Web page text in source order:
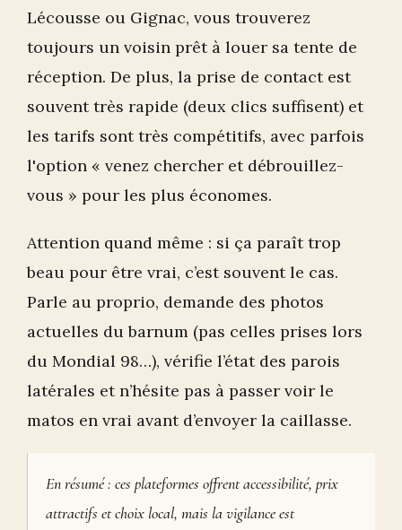
Lécousse ou Gignac, vous trouverez
toujours un voisin prêt à louer sa tente de
réception. De plus, la prise de contact est
souvent très rapide (deux clics suffisent) et
les tarifs sont très compétitifs, avec parfois
l'option « venez chercher et débrouillez-
vous » pour les plus économes.
Attention quand même : si ça paraît trop
beau pour être vrai, c’est souvent le cas.
Parle au proprio, demande des photos
actuelles du barnum (pas celles prises lors
du Mondial 98…), vérifie l’état des parois
latérales et n’hésite pas à passer voir le
matos en vrai avant d’envoyer la caillasse.
En résumé : ces plateformes offrent accessibilité, prix
attractifs et choix local, mais la vigilance est